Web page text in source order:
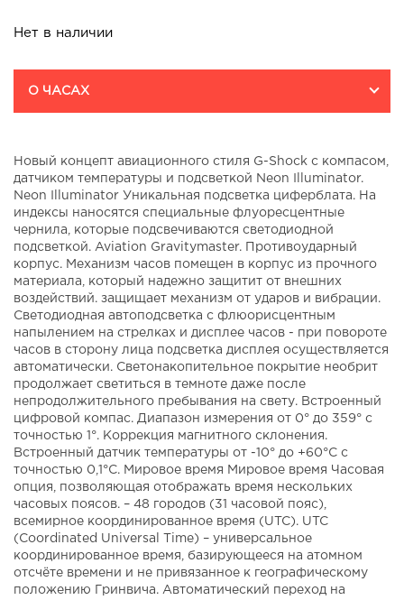
Нет в наличии
О ЧАСАХ
Новый концепт авиационного стиля G-Shock с компасом,
датчиком температуры и подсветкой Neon Illuminator.
Neon Illuminator Уникальная подсветка циферблата. На
индексы наносятся специальные флуоресцентные
чернила, которые подсвечиваются светодиодной
подсветкой. Aviation Gravitymaster. Противоударный
корпус. Механизм часов помещен в корпус из прочного
материала, который надежно защитит от внешних
воздействий. защищает механизм от ударов и вибрации.
Светодиодная автоподсветка с флюорисцентным
напылением на стрелках и дисплее часов - при повороте
часов в сторону лица подсветка дисплея осуществляется
автоматически. Светонакопительное покрытие необрит
продолжает светиться в темноте даже после
непродолжительного пребывания на свету. Встроенный
цифровой компас. Диапазон измерения от 0° до 359° с
точностью 1°. Коррекция магнитного склонения.
Встроенный датчик температуры от -10° до +60°С с
точностью 0,1°C. Мировое время Мировое время Часовая
опция, позволяющая отображать время нескольких
часовых поясов. – 48 городов (31 часовой пояс),
всемирное координированное время (UTC). UTC
(Coordinated Universal Time) – универсальное
координированное время, базирующееся на атомном
отсчёте времени и не привязанное к географическому
положению Гринвича. Автоматический переход на